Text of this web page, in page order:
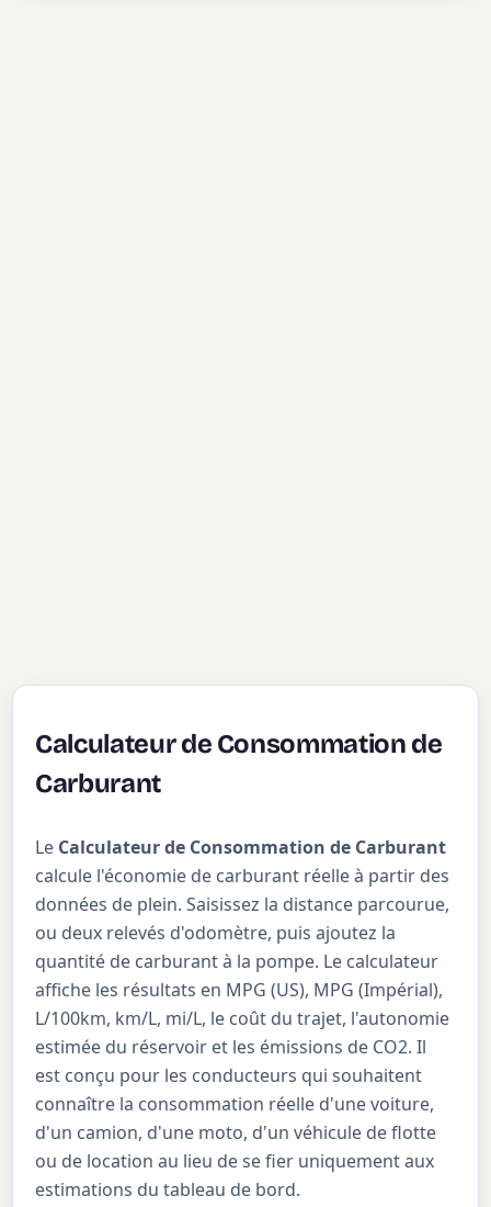
Calculateur de Consommation de
Carburant
Le Calculateur de Consommation de Carburant
calcule l'économie de carburant réelle à partir des
données de plein. Saisissez la distance parcourue,
ou deux relevés d'odomètre, puis ajoutez la
quantité de carburant à la pompe. Le calculateur
affiche les résultats en MPG (US), MPG (Impérial),
L/100km, km/L, mi/L, le coût du trajet, l'autonomie
estimée du réservoir et les émissions de CO2. Il
est conçu pour les conducteurs qui souhaitent
connaître la consommation réelle d'une voiture,
d'un camion, d'une moto, d'un véhicule de flotte
ou de location au lieu de se fier uniquement aux
estimations du tableau de bord.